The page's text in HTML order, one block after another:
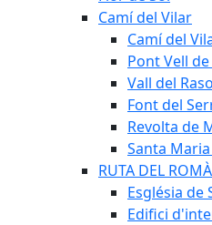
Camí del Vilar
Camí del
Pont Vell
Vall del
Font del
Revolta de
Santa
RUTA DEL
Església de
Edifici